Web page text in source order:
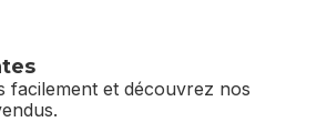
facilement et découvrez nos